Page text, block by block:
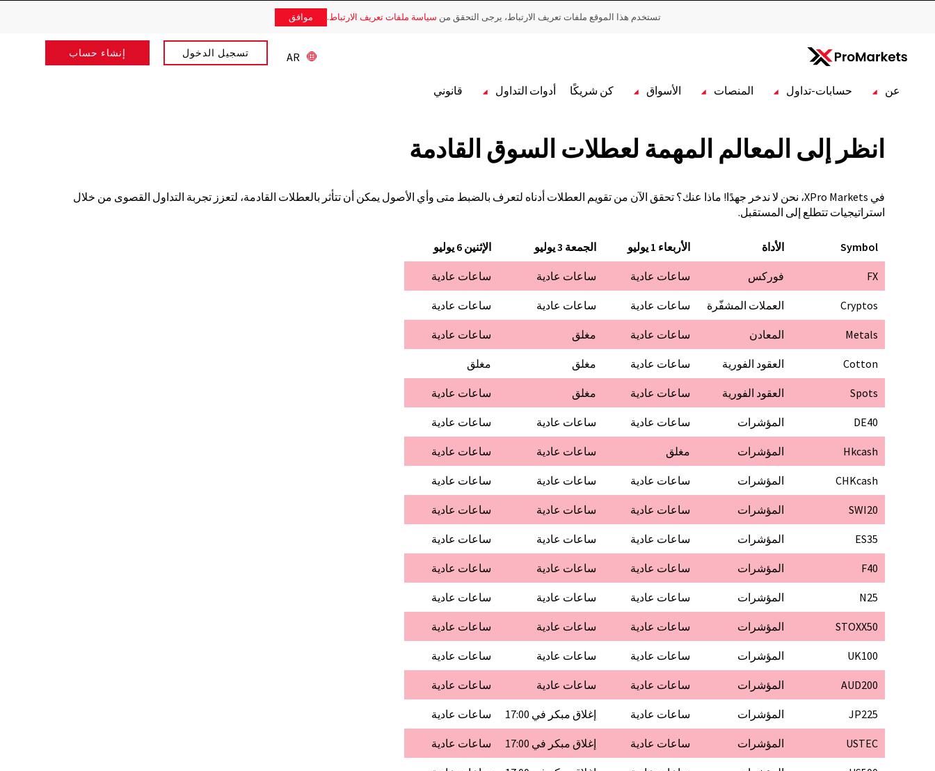
عن حسابات-تداول المنصات الأسواق كن شريكًا أدوات التداول قانوني
AR تسجيل الدخول إنشاء حساب
انظر إلى المعالم المهمة لعطلات السوق القادمة
في XPro Markets، نحن لا ندخر جهدًا! ماذا عنك؟ تحقق الآن من تقويم العطلات أدناه لتعرف بالضبط متى وأي الأصول يمكن أن تتأثر بالعطلات القادمة، لتعزز تجربة التداول القصوى من خلال
استراتيجيات تتطلع إلى المستقبل.
Symbol الأداة الأربعاء 1 يوليو الجمعة 3 يوليو الإثنين 6 يوليو
FX فوركس ساعات عادية ساعات عادية ساعات عادية
Cryptos العملات المشفّرة ساعات عادية ساعات عادية ساعات عادية
Metals المعادن ساعات عادية مغلق ساعات عادية
Cotton العقود الفورية ساعات عادية مغلق مغلق
Spots العقود الفورية ساعات عادية مغلق ساعات عادية
DE40 المؤشرات ساعات عادية ساعات عادية ساعات عادية
Hkcash المؤشرات مغلق ساعات عادية ساعات عادية
CHKcash المؤشرات ساعات عادية ساعات عادية ساعات عادية
SWI20 المؤشرات ساعات عادية ساعات عادية ساعات عادية
ES35 المؤشرات ساعات عادية ساعات عادية ساعات عادية
F40 المؤشرات ساعات عادية ساعات عادية ساعات عادية
N25 المؤشرات ساعات عادية ساعات عادية ساعات عادية
STOXX50 المؤشرات ساعات عادية ساعات عادية ساعات عادية
UK100 المؤشرات ساعات عادية ساعات عادية ساعات عادية
AUD200 المؤشرات ساعات عادية ساعات عادية ساعات عادية
JP225 المؤشرات ساعات عادية إغلاق مبكر في 17:00 ساعات عادية
USTEC المؤشرات ساعات عادية إغلاق مبكر في 17:00 ساعات عادية
تستخدم هذا الموقع ملفات تعريف الارتباط، يرجى التحقق من سياسة ملفات تعريف الارتباط. موافق